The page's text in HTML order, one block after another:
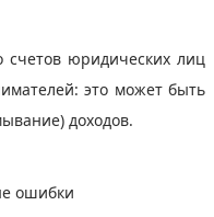
счетов юридических лиц
это может быть
доходов.
ошибки